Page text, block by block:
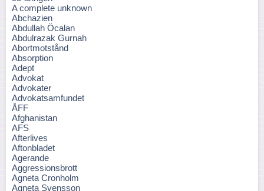
A complete unknown
Abchazien
Abdullah Öcalan
Abdulrazak Gurnah
Abortmotstånd
Absorption
Adept
Advokat
Advokater
Advokatsamfundet
ÅFF
Afghanistan
AFS
Afterlives
Aftonbladet
Agerande
Aggressionsbrott
Agneta Cronholm
Agneta Svensson